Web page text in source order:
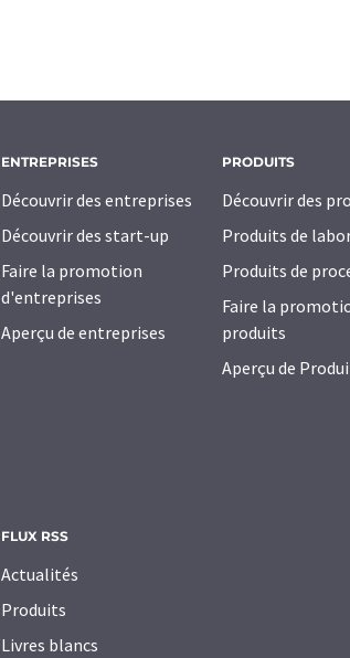
ENTREPRISES
Découvrir des entreprises
Découvrir des start-up
Faire la promotion
d'entreprises
Aperçu de entreprises
PRODUITS
Découvrir des
Produits de
Produits de
Faire la
produits
Aperçu de
FLUX RSS
Actualités
Produits
Livres blancs